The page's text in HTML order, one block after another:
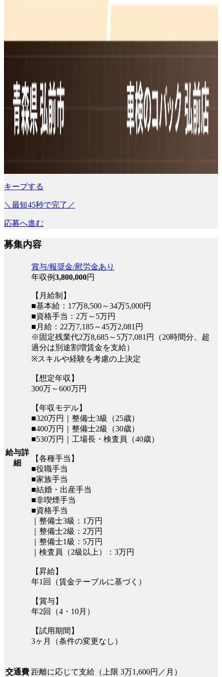
キープする
＼最短45秒で完了／
応募へ進む
募集内容
給与詳
細
賞与/報奨金/慰労金あり
年収例3,800,000円
【月給制】
■基本給：17万8,500～34万5,000円
■資格手当：2万～5万円
■月給：22万7,185～45万2,081円
※固定残業代2万8,685～5万7,081円（20時間分、超
過分は別途割増賃金を支給）
※スキルや経験を考慮の上決定
【想定年収】
300万～600万円
【年収モデル】
■320万円｜整備士3級（25歳）
■400万円｜整備士2級（30歳）
■530万円｜工場長・検査員（40歳）
【各種手当】
■役職手当
■家族手当
■結婚・出産手当
■非喫煙手当
■資格手当
｜整備士3級：1万円
｜整備士2級：2万円
｜整備士1級：5万円
｜検査員（2級以上）：3万円
【昇給】
年1回（賃金テーブルに基づく）
【賞与】
年2回（4・10月）
【試用期間】
3ヶ月（条件の変更なし）
交通費 距離に応じて支給（上限 3万1,600円／月）